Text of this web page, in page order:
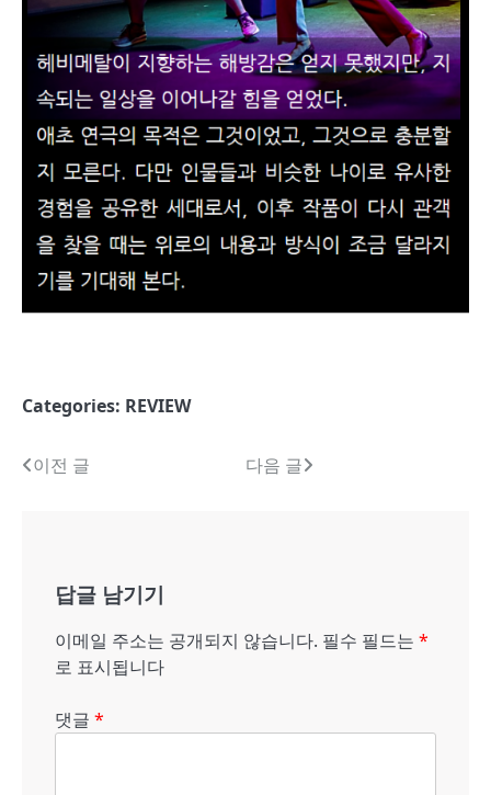
Categories: REVIEW
글이전 글 다음 글
답글 남기기
이메일 주소는 공개되지 않습니다. 필수 필드는 *
로 표시됩니다
댓글 *